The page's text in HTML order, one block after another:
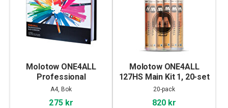
Molotow ONE4ALL
Professional
Sketchbook A4
landscape
A4, Bok
275 kr
Molotow ONE4ALL
127HS Main Kit 1, 20-set
20-pack
820 kr